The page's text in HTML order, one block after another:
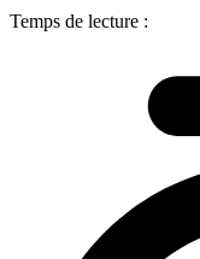
Temps de lecture :